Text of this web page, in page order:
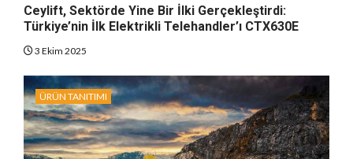
Ceylift, Sektörde Yine Bir İlki Gerçekleştirdi:
Türkiye’nin İlk Elektrikli Telehandler’ı CTX630E
3 Ekim 2025
ÜRÜN TANITIMI